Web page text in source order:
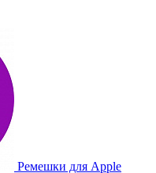
Ремешки для Apple